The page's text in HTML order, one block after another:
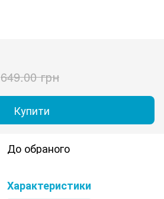
649.00 грн
Купити
До обраного
Характеристики